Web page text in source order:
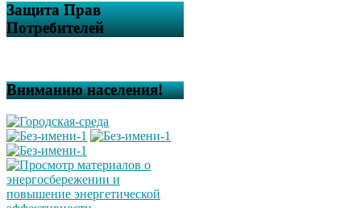
Защита Прав
Потребителей
Вниманию населения!